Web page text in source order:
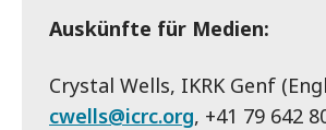
Auskünfte für Medien:
Crystal Wells, IKRK Genf
cwells@icrc.org, +41 79 642